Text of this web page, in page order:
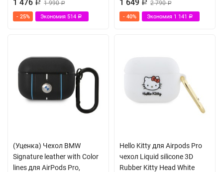
1 476 Р 1 990Р
- 25% Экономия 514 Р
1 649 Р 2 790Р
- 40% Экономия 1 141 Р
(Уценка) Чехол BMW
Signature leather with Color
lines для AirPods Pro,
Hello Kitty для Airpods Pro
чехол Liquid silicone 3D
Rubber Kitty Head White